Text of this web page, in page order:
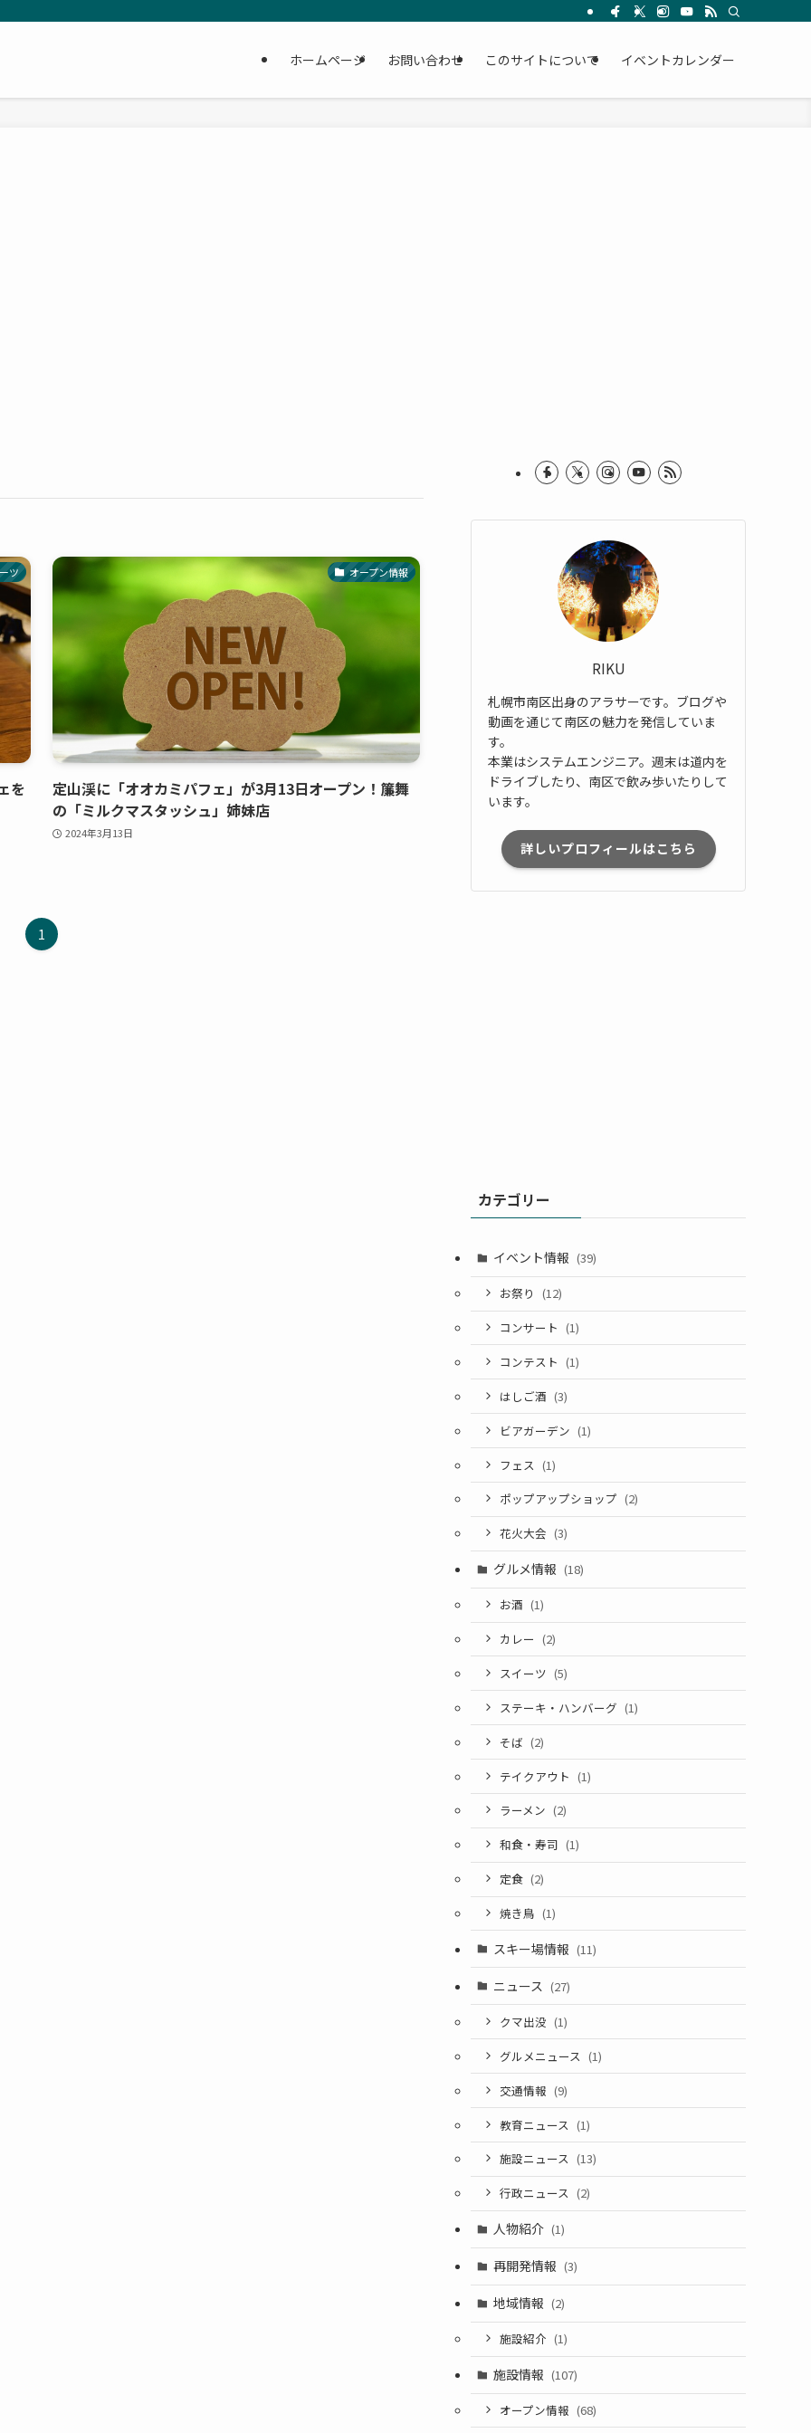
ホームページ お問い合わせ このサイトについて イベントカレンダー
ツ
を
オープン情報
定山渓に「オオカミパフェ」が3月13日オープン！簾舞
の「ミルクマスタッシュ」姉妹店
2024年3月13日
1
RIKU
札幌市南区出身のアラサーです。ブログや
動画を通じて南区の魅力を発信していま
す。
本業はシステムエンジニア。週末は道内を
ドライブしたり、南区で飲み歩いたりして
います。
詳しいプロフィールはこちら
カテゴリー
イベント情報 (39)
お祭り (12)
コンサート (1)
コンテスト (1)
はしご酒 (3)
ビアガーデン (1)
フェス (1)
ポップアップショップ (2)
花火大会 (3)
グルメ情報 (18)
お酒 (1)
カレー (2)
スイーツ (5)
ステーキ・ハンバーグ (1)
そば (2)
テイクアウト (1)
ラーメン (2)
和食・寿司 (1)
定食 (2)
焼き鳥 (1)
スキー場情報 (11)
ニュース (27)
クマ出没 (1)
グルメニュース (1)
交通情報 (9)
教育ニュース (1)
施設ニュース (13)
行政ニュース (2)
人物紹介 (1)
再開発情報 (3)
地域情報 (2)
施設紹介 (1)
施設情報 (107)
オープン情報 (68)